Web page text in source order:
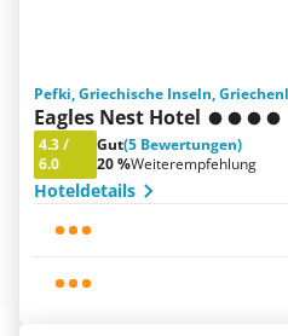
Pefki, Griechische Inseln,
Eagles Nest Hotel
4.3/
6.0
Gut(5 Bewertungen)
20 %Weiterempfehlung
Hoteldetails